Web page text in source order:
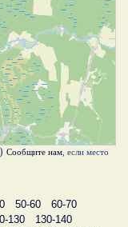
Сообщите нам , если место
50-60
60-70
130
130-140